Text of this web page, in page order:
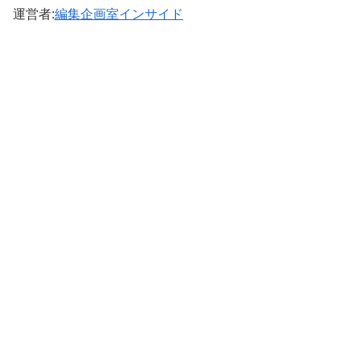
運営者:編集企画室インサイド